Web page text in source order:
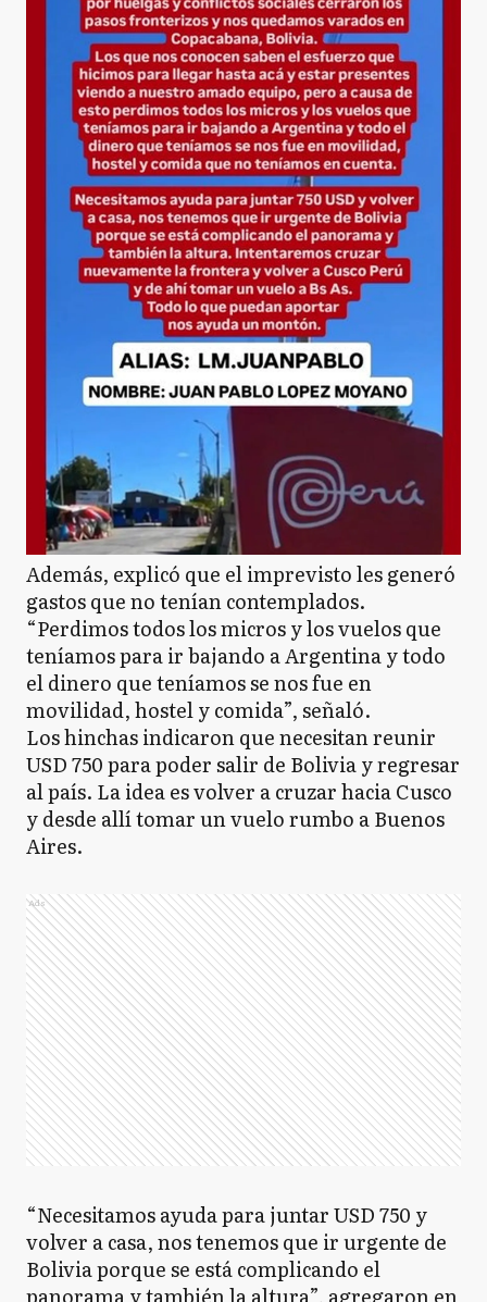
Además, explicó que el imprevisto les generó
gastos que no tenían contemplados.
“Perdimos todos los micros y los vuelos que
teníamos para ir bajando a Argentina y todo
el dinero que teníamos se nos fue en
movilidad, hostel y comida”, señaló.
Los hinchas indicaron que necesitan reunir
USD 750 para poder salir de Bolivia y regresar
al país. La idea es volver a cruzar hacia Cusco
y desde allí tomar un vuelo rumbo a Buenos
Aires.
Ads
“Necesitamos ayuda para juntar USD 750 y
volver a casa, nos tenemos que ir urgente de
Bolivia porque se está complicando el